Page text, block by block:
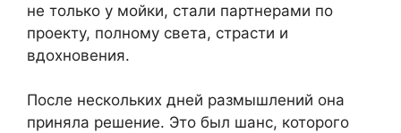
не только у мойки, стали партнерами по
проекту, полному света, страсти и
вдохновения.
После нескольких дней размышлений она
приняла решение. Это был шанс, которого